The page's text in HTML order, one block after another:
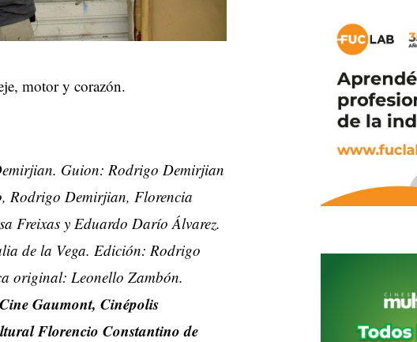
motor y corazón.
Guion: Rodrigo Demirjian
Rodrigo Demirjian, Florencia
Freixas y Eduardo Darío Álvarez.
de la Vega. Edición: Rodrigo
original: Leonello Zambón.
Gaumont, Cinépolis
Florencio Constantino de